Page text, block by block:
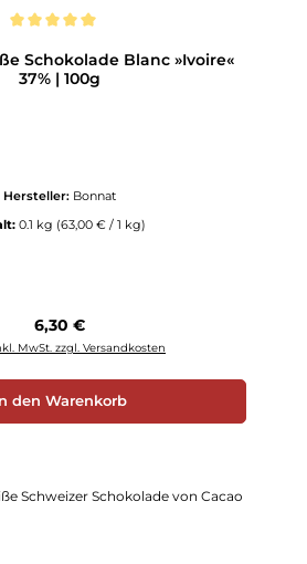
Schokolade Blanc »Ivoire«
37% | 100g
Hersteller: Bonnat
0.1 kg (63,00 € / 1 kg)
Regulärer Preis:
6,30 €
MwSt. zzgl. Versandkosten
den Warenkorb